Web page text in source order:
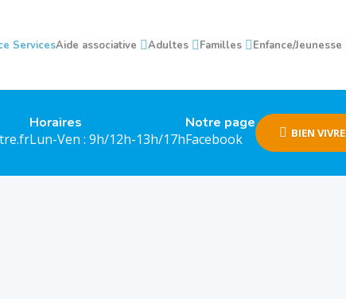
ServicesAide associative Adultes Familles Enfance/Jeunesse
Horaires
Lun-Ven : 9h/12h-13h/17h
Notre page
Facebook
BIEN VIVRE